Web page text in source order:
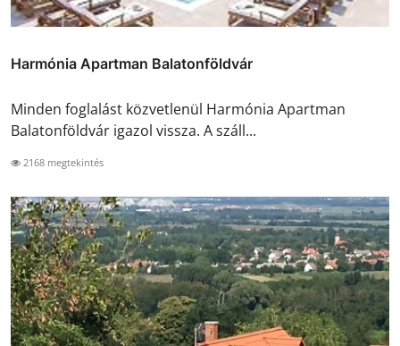
Harmónia Apartman Balatonföldvár
Minden foglalást közvetlenül Harmónia Apartman
Balatonföldvár igazol vissza. A száll...
2168 megtekintés